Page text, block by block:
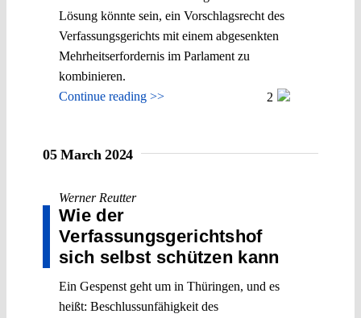
Lösung könnte sein, ein Vorschlagsrecht des
Verfassungsgerichts mit einem abgesenkten
Mehrheitserfordernis im Parlament zu
kombinieren.
Continue reading >>
2
05 March 2024
Werner Reutter
Wie der
Verfassungsgerichtshof
sich selbst schützen kann
Ein Gespenst geht um in Thüringen, und es
heißt: Beschlussunfähigkeit des